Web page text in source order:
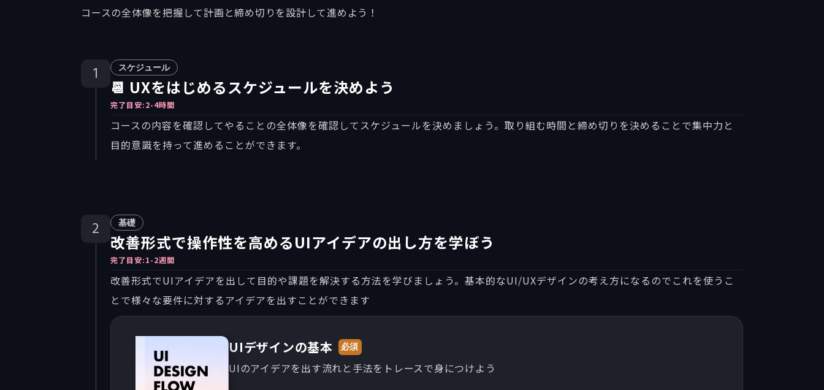
コースの全体像を把握して計画と締め切りを設計して進めよう！
1 スケジュール
📆 UXをはじめるスケジュールを決めよう
完了目安:2-4時間
コースの内容を確認してやることの全体像を確認してスケジュールを決めましょう。取り組む時間と締め切りを決めることで集中力と
目的意識を持って進めることができます。
2 基礎
改善形式で操作性を高めるUIアイデアの出し方を学ぼう
完了目安:1-2週間
改善形式でUIアイデアを出して目的や課題を解決する方法を学びましょう。基本的なUI/UXデザインの考え方になるのでこれを使うこ
とで様々な要件に対するアイデアを出すことができます
UIデザインの基本 必須
UIのアイデアを出す流れと手法をトレースで身につけよう